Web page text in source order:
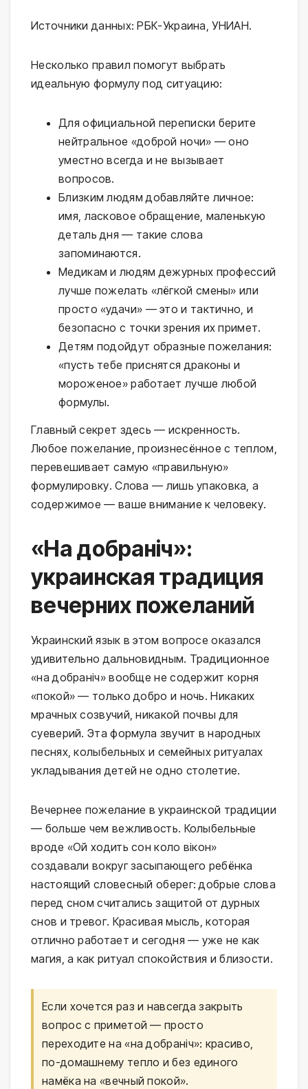
Источники данных: РБК-Украина, УНИАН.
Несколько правил помогут выбрать
идеальную формулу под ситуацию:
Для официальной переписки берите
нейтральное «доброй ночи» — оно
уместно всегда и не вызывает
вопросов.
Близким людям добавляйте личное:
имя, ласковое обращение, маленькую
деталь дня — такие слова
запоминаются.
Медикам и людям дежурных профессий
лучше пожелать «лёгкой смены» или
просто «удачи» — это и тактично, и
безопасно с точки зрения их примет.
Детям подойдут образные пожелания:
«пусть тебе приснятся драконы и
мороженое» работает лучше любой
формулы.
Главный секрет здесь — искренность.
Любое пожелание, произнесённое с теплом,
перевешивает самую «правильную»
формулировку. Слова — лишь упаковка, а
содержимое — ваше внимание к человеку.
«На добраніч»:
украинская традиция
вечерних пожеланий
Украинский язык в этом вопросе оказался
удивительно дальновидным. Традиционное
«на добраніч» вообще не содержит корня
«покой» — только добро и ночь. Никаких
мрачных созвучий, никакой почвы для
суеверий. Эта формула звучит в народных
песнях, колыбельных и семейных ритуалах
укладывания детей не одно столетие.
Вечернее пожелание в украинской традиции
— больше чем вежливость. Колыбельные
вроде «Ой ходить сон коло вікон»
создавали вокруг засыпающего ребёнка
настоящий словесный оберег: добрые слова
перед сном считались защитой от дурных
снов и тревог. Красивая мысль, которая
отлично работает и сегодня — уже не как
магия, а как ритуал спокойствия и близости.
Если хочется раз и навсегда закрыть
вопрос с приметой — просто
переходите на «на добраніч»: красиво,
по-домашнему тепло и без единого
намёка на «вечный покой».